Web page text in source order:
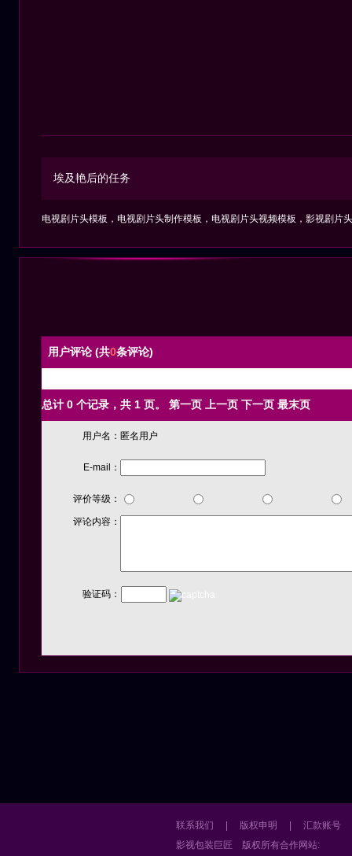
埃及艳后的任务
电视剧片头模板，电视剧片头制作模板，电视剧片头视频模板，影视剧片
用户评论 (共0条评论)
总计 0 个记录，共 1 页。 第一页 上一页 下一页 最末页
用户名： 匿名用户
E-mail：
评价等级：
评论内容：
验证码：
联系我们 版权申明 汇款账号
影视包装巨匠
版权所有合作网站: